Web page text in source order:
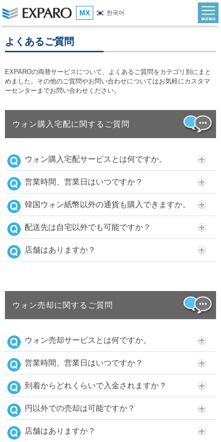
MX 한국어
よくあるご質問
EXPAROの両替サービスについて、よくあるご質問をカテゴリ別にまと
めました。その他のご質問やお問い合わせについてはお気軽にカスタマ
ーセンターまでお問い合わせください。
ウォン購入宅配に関するご質問
ウォン購入宅配サービスとは何ですか。
営業時間、営業日はいつですか？
韓国ウォン紙幣以外の通貨も購入できますか。
配送先は自宅以外でも可能ですか？
店舗はありますか？
ウォン売却に関するご質問
ウォン売却サービスとは何ですか。
営業時間、営業日はいつですか？
到着からどれくらいで入金されますか？
円以外での売却は可能ですか？
店舗はありますか？